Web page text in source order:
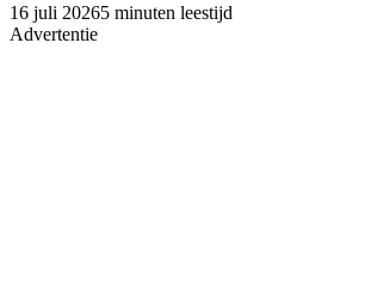
16 juli 20265 minuten leestijd
Advertentie